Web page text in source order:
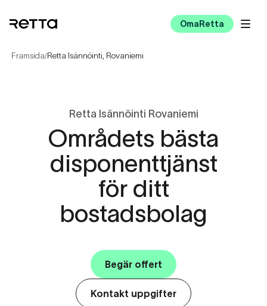
OmaRetta
Framsida/Retta Isännöinti, Rovaniemi
Retta Isännöinti Rovaniemi
Områdets bästa
disponenttjänst
för ditt
bostadsbolag
Begär offert
Kontakt uppgifter